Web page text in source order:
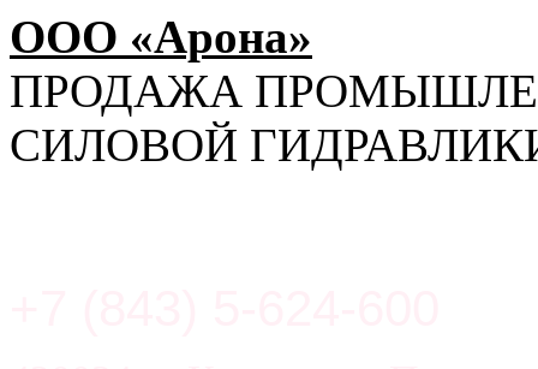
ООО «Арона»
ПРОДАЖА
СИЛОВОЙ